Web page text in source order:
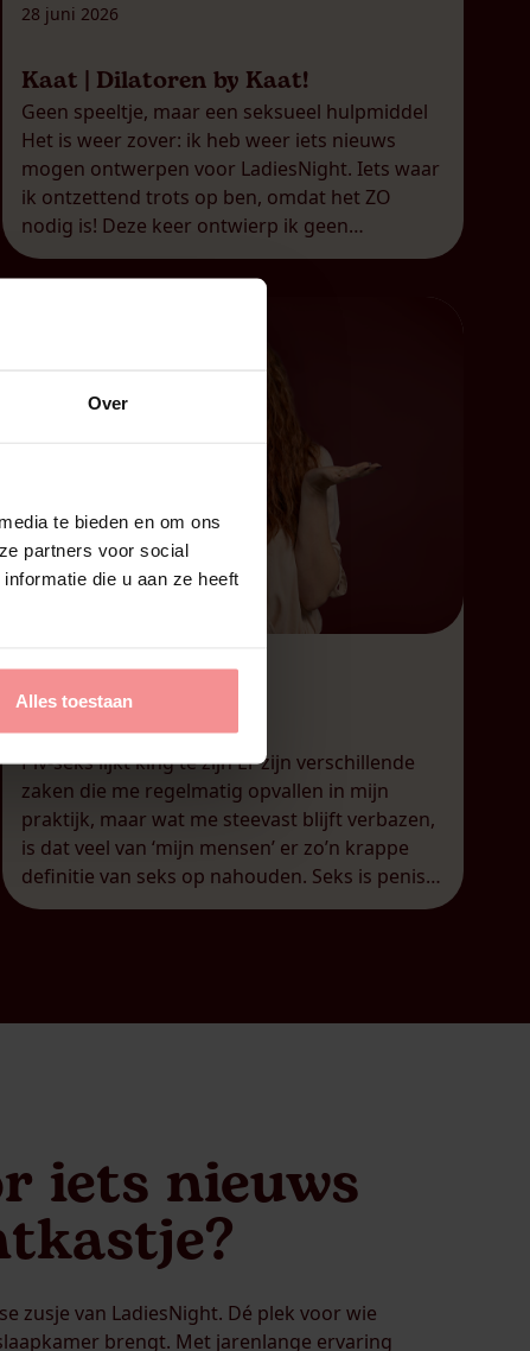
Over
te bieden en om ons
partners voor social
die u aan ze heeft
Alles toestaan
28 juni 2026
Kaat | Dilatoren by Kaat!
Geen speeltje, maar een seksueel hulpmiddel
Het is weer zover: ik heb weer iets nieuws
mogen ontwerpen voor LadiesNight. Iets waar
ik ontzettend trots op ben, omdat het ZO
nodig is! Deze keer ontwierp ik geen
seksspeeltje (zoals mijn DailyKaat), maar een
seksueel hulpmiddel waarvan ik in mijn
29 december 2025
Kaat | Wat is seks?
Piv-seks lijkt king te zijn Er zijn verschillende
zaken die me regelmatig opvallen in mijn
praktijk, maar wat me steevast blijft verbazen,
is dat veel van ‘mijn mensen’ er zo’n krappe
definitie van seks op nahouden. Seks is penis
in vagina. Punt uit. Er moet penetratie zijn, en
iets nieuws
zusje van LadiesNight. Dé plek voor wie
brengt. Met jarenlange ervaring